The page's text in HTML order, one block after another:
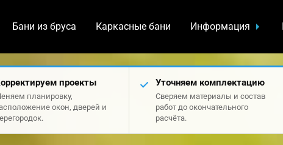
Бани из бруса Каркасные бани Информация
проекты
планировку,
окон, дверей и
Уточняем комплектацию
Сверяем материалы и состав
работ до окончательного
расчёта.